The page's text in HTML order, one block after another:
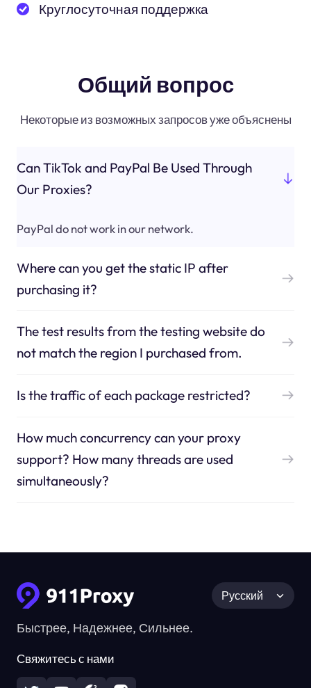
Круглосуточная поддержка
Общий вопрос
Некоторые из возможных запросов уже объяснены
Can TikTok and PayPal Be Used Through
Our Proxies?
PayPal do not work in our network.
Where can you get the static IP after
purchasing it?
The test results from the testing website do
not match the region I purchased from.
Is the traffic of each package restricted?
How much concurrency can your proxy
support? How many threads are used
simultaneously?
Быстрее, Надежнее, Сильнее.
Свяжитесь с нами
Русский